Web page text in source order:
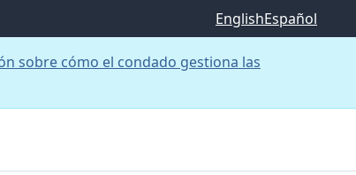
EnglishEspañol
sobre cómo el condado gestiona las